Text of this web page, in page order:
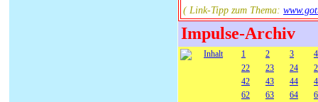
( Link-Tipp zum Thema:
Impulse-Archiv
Inhalt 1 2 3
4
22
23 24
42
43 44
62
63 64